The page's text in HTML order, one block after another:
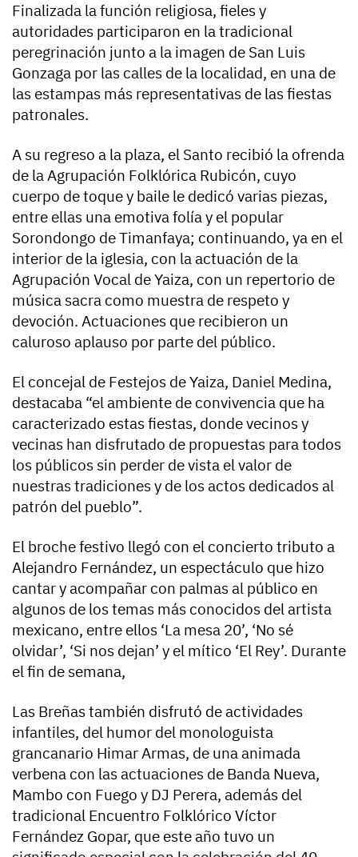
Finalizada la función religiosa, fieles y
autoridades participaron en la tradicional
peregrinación junto a la imagen de San Luis
Gonzaga por las calles de la localidad, en una de
las estampas más representativas de las fiestas
patronales.
A su regreso a la plaza, el Santo recibió la ofrenda
de la Agrupación Folklórica Rubicón, cuyo
cuerpo de toque y baile le dedicó varias piezas,
entre ellas una emotiva folía y el popular
Sorondongo de Timanfaya; continuando, ya en el
interior de la iglesia, con la actuación de la
Agrupación Vocal de Yaiza, con un repertorio de
música sacra como muestra de respeto y
devoción. Actuaciones que recibieron un
caluroso aplauso por parte del público.
El concejal de Festejos de Yaiza, Daniel Medina,
destacaba “el ambiente de convivencia que ha
caracterizado estas fiestas, donde vecinos y
vecinas han disfrutado de propuestas para todos
los públicos sin perder de vista el valor de
nuestras tradiciones y de los actos dedicados al
patrón del pueblo”.
El broche festivo llegó con el concierto tributo a
Alejandro Fernández, un espectáculo que hizo
cantar y acompañar con palmas al público en
algunos de los temas más conocidos del artista
mexicano, entre ellos ‘La mesa 20’, ‘No sé
olvidar’, ‘Si nos dejan’ y el mítico ‘El Rey’. Durante
el fin de semana,
Las Breñas también disfrutó de actividades
infantiles, del humor del monologuista
grancanario Himar Armas, de una animada
verbena con las actuaciones de Banda Nueva,
Mambo con Fuego y DJ Perera, además del
tradicional Encuentro Folklórico Víctor
Fernández Gopar, que este año tuvo un